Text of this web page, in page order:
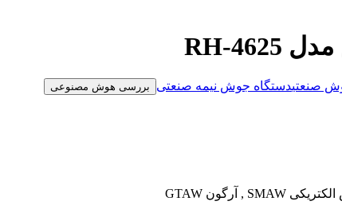
صنعتیدستگاه جوش نیمه صنعتی بررسی هوش مصنوعی